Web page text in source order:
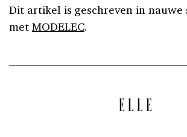
Dit artikel is geschreven in nauwe
met MODELEC.